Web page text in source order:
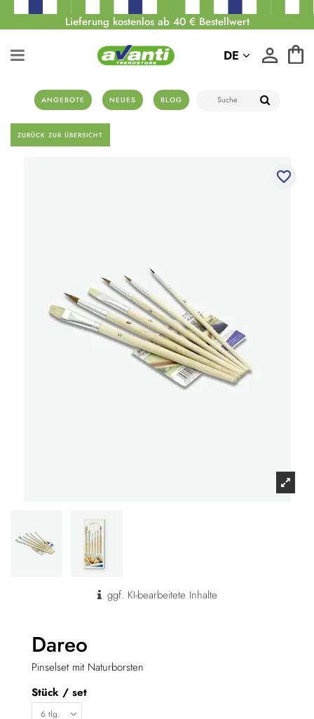
Lieferung kostenlos ab 40 € Bestellwert
ANGEBOTE NEUES BLOG
DE
ZURÜCK ZUR ÜBERSICHT
favorite_border
ggf. KI-bearbeitete Inhalte
Dareo
Pinselset mit Naturborsten
Stück / set